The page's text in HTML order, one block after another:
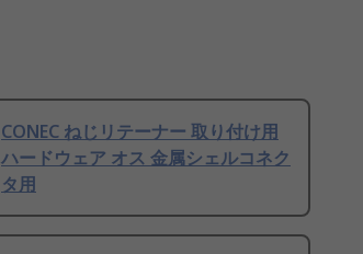
CONEC ねじリテーナー 取り付け用
ハードウェア オス 金属シェルコネク
タ用